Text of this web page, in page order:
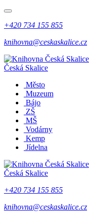
+420 734 155 855
knihovna@ceskaskalice.cz
Česká Skalice
Město
Muzeum
Bájo
ZŠ
MŠ
Vodárny
Kemp
Jídelna
Česká Skalice
+420 734 155 855
knihovna@ceskaskalice.cz